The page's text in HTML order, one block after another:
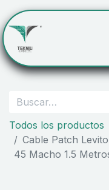
Todos los productos
Cable Patch
45 Macho 1.5